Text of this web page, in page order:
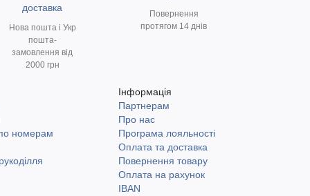
доставка
Нова пошта і Укр
пошта-
замовлення від
2000 грн
Повернення
протягом 14 днів
номерам
Інформація
Партнерам
Про нас
Програма лояльності
Оплата та доставка
Повернення товару
Оплата на рахунок
IBAN